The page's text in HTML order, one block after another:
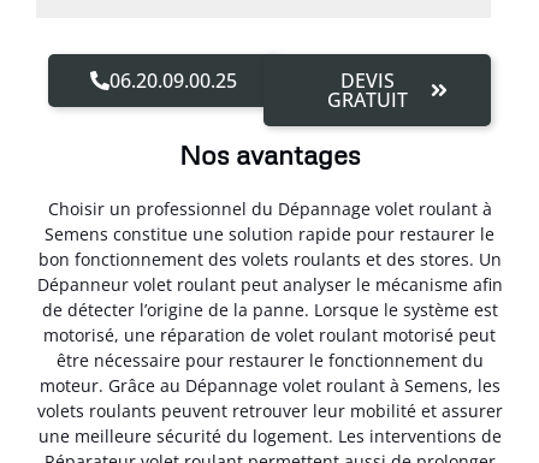
06.20.09.00.25 DEVIS
GRATUIT
Nos avantages
Choisir un professionnel du Dépannage volet roulant à
Semens constitue une solution rapide pour restaurer le
bon fonctionnement des volets roulants et des stores. Un
Dépanneur volet roulant peut analyser le mécanisme afin
de détecter l’origine de la panne. Lorsque le système est
motorisé, une réparation de volet roulant motorisé peut
être nécessaire pour restaurer le fonctionnement du
moteur. Grâce au Dépannage volet roulant à Semens, les
volets roulants peuvent retrouver leur mobilité et assurer
une meilleure sécurité du logement. Les interventions de